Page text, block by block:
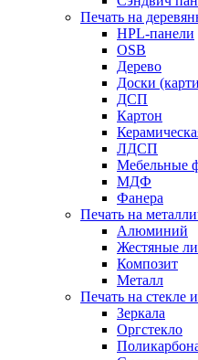
Печать на
HPL-панели
OSB
Дерево
Доски
ДСП
Картон
ЛДСП
Мебельные
МДФ
Фанера
Печать на
Алюминий
Жестяные
Композит
Металл
Печать на стекле
Зеркала
Оргстекло